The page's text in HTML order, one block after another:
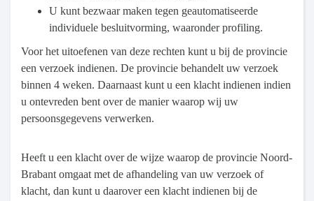
U kunt bezwaar maken tegen geautomatiseerde
individuele besluitvorming, waaronder profiling.
Voor het uitoefenen van deze rechten kunt u bij de provincie
een verzoek indienen. De provincie behandelt uw verzoek
binnen 4 weken. Daarnaast kunt u een klacht indienen indien
u ontevreden bent over de manier waarop wij uw
persoonsgegevens verwerken.
Heeft u een klacht over de wijze waarop de provincie Noord-
Brabant omgaat met de afhandeling van uw verzoek of
klacht, dan kunt u daarover een klacht indienen bij de